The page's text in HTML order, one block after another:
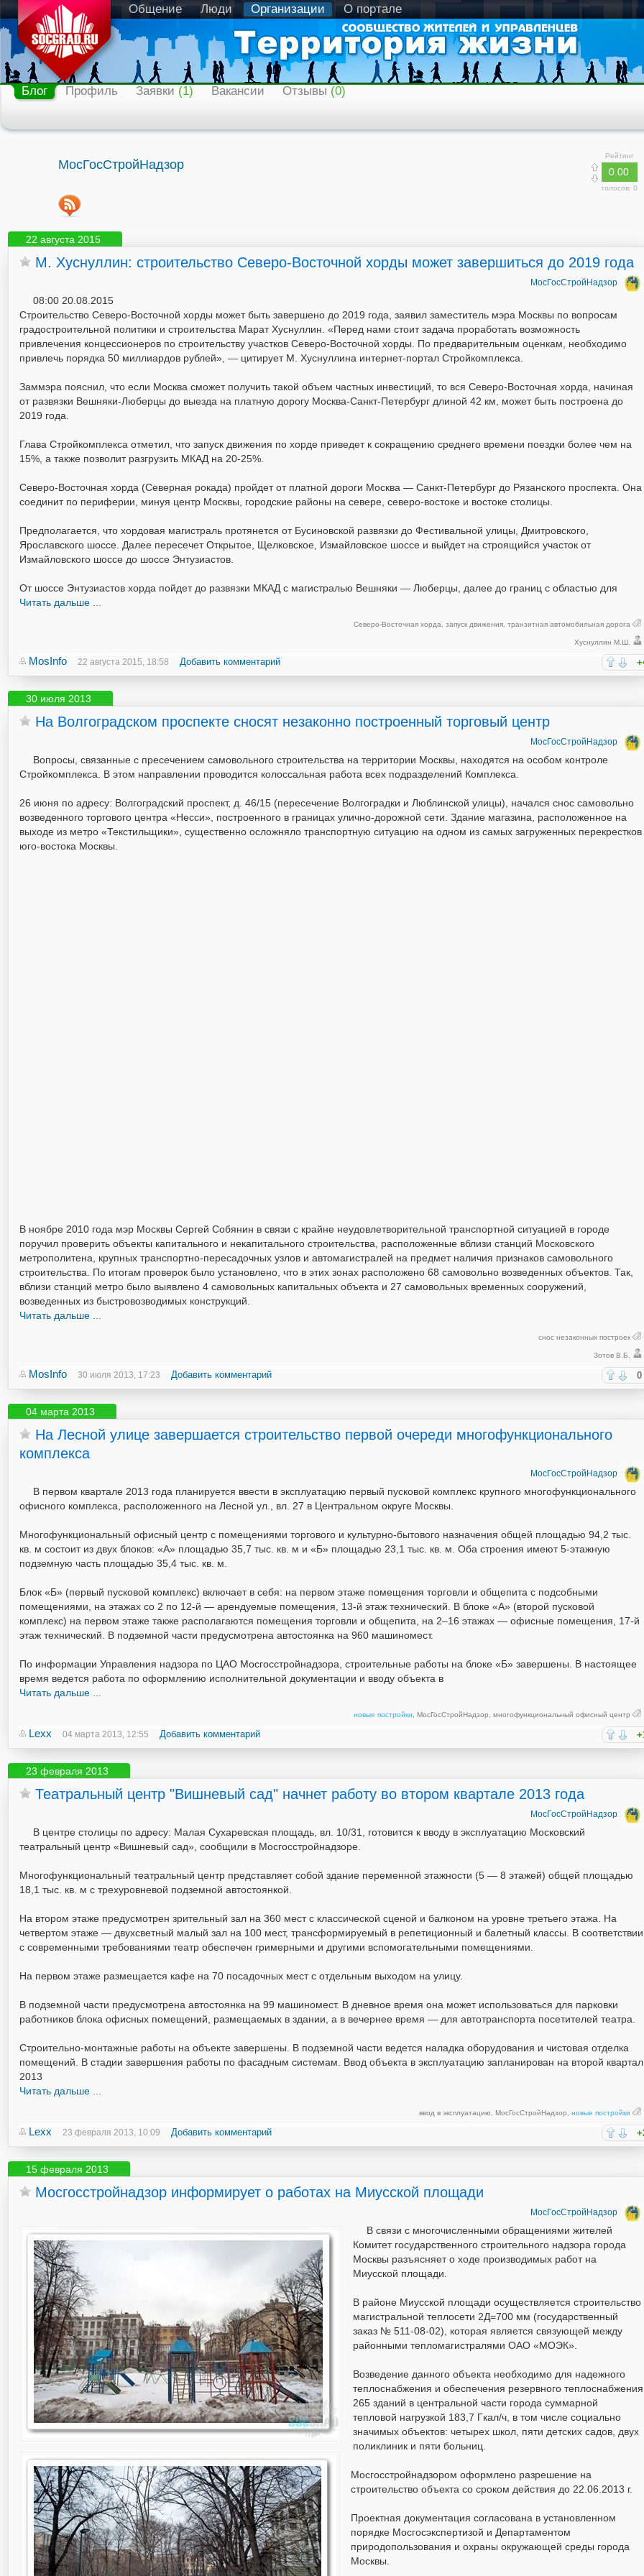
Общение Люди Организации О портале
Блог Профиль Заявки (1) Вакансии Отзывы (0)
Рейтинг
0.00
голосов:0
МосГосСтройНадзор
22 августа 2015
М. Хуснуллин: строительство Северо-Восточной хорды может завершиться до 2019 года
МосГосСтройНадзор
08:00 20.08.2015
Строительство Северо-Восточной хорды может быть завершено до 2019 года, заявил заместитель мэра Москвы по вопросам
градостроительной политики и строительства Марат Хуснуллин. «Перед нами стоит задача проработать возможность
привлечения концессионеров по строительству участков Северо-Восточной хорды. По предварительным оценкам, необходимо
привлечь порядка 50 миллиардов рублей», — цитирует М. Хуснуллина интернет-портал Стройкомплекса.
Заммэра пояснил, что если Москва сможет получить такой объем частных инвестиций, то вся Северо-Восточная хорда, начиная
от развязки Вешняки-Люберцы до выезда на платную дорогу Москва-Санкт-Петербург длиной 42 км, может быть построена до
2019 года.
Глава Стройкомплекса отметил, что запуск движения по хорде приведет к сокращению среднего времени поездки более чем на
15%, а также позволит разгрузить МКАД на 20-25%.
Северо-Восточная хорда (Северная рокада) пройдет от платной дороги Москва — Санкт-Петербург до Рязанского проспекта. Она
соединит по периферии, минуя центр Москвы, городские районы на севере, северо-востоке и востоке столицы.
Предполагается, что хордовая магистраль протянется от Бусиновской развязки до Фестивальной улицы, Дмитровского,
Ярославского шоссе. Далее пересечет Открытое, Щелковское, Измайловское шоссе и выйдет на строящийся участок от
Измайловского шоссе до шоссе Энтузиастов.
От шоссе Энтузиастов хорда пойдет до развязки МКАД с магистралью Вешняки — Люберцы, далее до границ с областью для
Читать дальше ...
Северо-Восточная хорда запуск движения транзитная автомобильная дорога
Хуснуллин М.Ш.
MosInfo 22 августа 2015, 18:58 Добавить комментарий
30 июля 2013
На Волгоградском проспекте сносят незаконно построенный торговый центр
МосГосСтройНадзор
Вопросы, связанные с пресечением самовольного строительства на территории Москвы, находятся на особом контроле
Стройкомплекса. В этом направлении проводится колоссальная работа всех подразделений Комплекса.
26 июня по адресу: Волгоградский проспект, д. 46/15 (пересечение Волгоградки и Люблинской улицы), начался снос самовольно
возведенного торгового центра «Несси», построенного в границах улично-дорожной сети. Здание магазина, расположенное на
выходе из метро «Текстильщики», существенно осложняло транспортную ситуацию на одном из самых загруженных перекрестков
юго-востока Москвы.
В ноябре 2010 года мэр Москвы Сергей Собянин в связи с крайне неудовлетворительной транспортной ситуацией в городе
поручил проверить объекты капитального и некапитального строительства, расположенные вблизи станций Московского
метрополитена, крупных транспортно-пересадочных узлов и автомагистралей на предмет наличия признаков самовольного
строительства. По итогам проверок было установлено, что в этих зонах расположено 68 самовольно возведенных объектов. Так,
вблизи станций метро было выявлено 4 самовольных капитальных объекта и 27 самовольных временных сооружений,
возведенных из быстровозводимых конструкций.
Читать дальше ...
снос незаконных построек
Зотов В.Б.
MosInfo 30 июля 2013, 17:23 Добавить комментарий 0
04 марта 2013
На Лесной улице завершается строительство первой очереди многофункционального
комплекса
МосГосСтройНадзор
В первом квартале 2013 года планируется ввести в эксплуатацию первый пусковой комплекс крупного многофункционального
офисного комплекса, расположенного на Лесной ул., вл. 27 в Центральном округе Москвы.
Многофункциональный офисный центр с помещениями торгового и культурно-бытового назначения общей площадью 94,2 тыс.
кв. м состоит из двух блоков: «А» площадью 35,7 тыс. кв. м и «Б» площадью 23,1 тыс. кв. м. Оба строения имеют 5-этажную
подземную часть площадью 35,4 тыс. кв. м.
Блок «Б» (первый пусковой комплекс) включает в себя: на первом этаже помещения торговли и общепита с подсобными
помещениями, на этажах со 2 по 12-й — арендуемые помещения, 13-й этаж технический. В блоке «А» (второй пусковой
комплекс) на первом этаже также располагаются помещения торговли и общепита, на 2–16 этажах — офисные помещения, 17-й
этаж технический. В подземной части предусмотрена автостоянка на 960 машиномест.
По информации Управления надзора по ЦАО Мосгосстройнадзора, строительные работы на блоке «Б» завершены. В настоящее
время ведется работа по оформлению исполнительной документации и вводу объекта в
Читать дальше ...
новые постройки МосГосСтройНадзор многофункциональный офисный центр
Lexx 04 марта 2013, 12:55 Добавить комментарий
23 февраля 2013
Театральный центр "Вишневый сад" начнет работу во втором квартале 2013 года
МосГосСтройНадзор
В центре столицы по адресу: Малая Сухаревская площадь, вл. 10/31, готовится к вводу в эксплуатацию Московский
театральный центр «Вишневый сад», сообщили в Мосгосстройнадзоре.
Многофункциональный театральный центр представляет собой здание переменной этажности (5 — 8 этажей) общей площадью
18,1 тыс. кв. м с трехуровневой подземной автостоянкой.
На втором этаже предусмотрен зрительный зал на 360 мест с классической сценой и балконом на уровне третьего этажа. На
четвертом этаже — двухсветный малый зал на 100 мест, трансформируемый в репетиционный и балетный классы. В соответствии
с современными требованиями театр обеспечен гримерными и другими вспомогательными помещениями.
На первом этаже размещается кафе на 70 посадочных мест с отдельным выходом на улицу.
В подземной части предусмотрена автостоянка на 99 машиномест. В дневное время она может использоваться для парковки
работников блока офисных помещений, размещаемых в здании, а в вечернее время — для автотранспорта посетителей театра.
Строительно-монтажные работы на объекте завершены. В подземной части ведется наладка оборудования и чистовая отделка
помещений. В стадии завершения работы по фасадным системам. Ввод объекта в эксплуатацию запланирован на второй квартал
2013
Читать дальше ...
ввод в эксплуатацию МосГосСтройНадзор новые постройки
Lexx 23 февраля 2013, 10:09 Добавить комментарий
15 февраля 2013
Мосгосстройнадзор информирует о работах на Миусской площади
МосГосСтройНадзор
В связи с многочисленными обращениями жителей
Комитет государственного строительного надзора города
Москвы разъясняет о ходе производимых работ на
Миусской площади.
В районе Миусской площади осуществляется строительство
магистральной теплосети 2Д=700 мм (государственный
заказ № 511-08-02), которая является связующей между
районными тепломагистралями ОАО «МОЭК».
Возведение данного объекта необходимо для надежного
теплоснабжения и обеспечения резервного теплоснабжения
265 зданий в центральной части города суммарной
тепловой нагрузкой 183,7 Гкал/ч, в том числе социально
значимых объектов: четырех школ, пяти детских садов, двух
поликлиник и пяти больниц.
Мосгосстройнадзором оформлено разрешение на
строительство объекта со сроком действия до 22.06.2013 г.
Проектная документация согласована в установленном
порядке Мосгосэкспертизой и Департаментом
природопользования и охраны окружающей среды города
Москвы.